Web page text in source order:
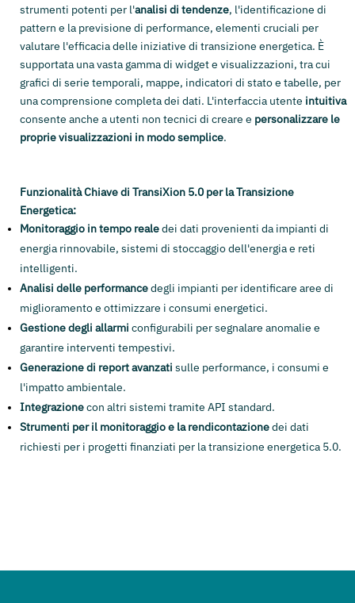
strumenti potenti per l'analisi di tendenze, l'identificazione di
pattern e la previsione di performance, elementi cruciali per
valutare l'efficacia delle iniziative di transizione energetica. È
supportata una vasta gamma di widget e visualizzazioni, tra cui
grafici di serie temporali, mappe, indicatori di stato e tabelle, per
una comprensione completa dei dati. L'interfaccia utente intuitiva
consente anche a utenti non tecnici di creare e personalizzare le
proprie visualizzazioni in modo semplice.
Funzionalità Chiave di TransiXion 5.0 per la Transizione
Energetica:
Monitoraggio in tempo realedei dati provenienti da impianti di
energia rinnovabile, sistemi di stoccaggio dell'energia e reti
intelligenti.
Analisi delle performancedegli impianti per identificare aree di
miglioramento e ottimizzare i consumi energetici.
Gestione degli allarmi configurabili per segnalare anomalie e
garantire interventi tempestivi.
Generazione di report avanzati sulle performance, i consumi e
l'impatto ambientale.
Integrazionecon altri sistemi tramite API standard.
Strumenti per il monitoraggio e la rendicontazionedei dati
richiesti per i progetti finanziati per la transizione energetica 5.0.